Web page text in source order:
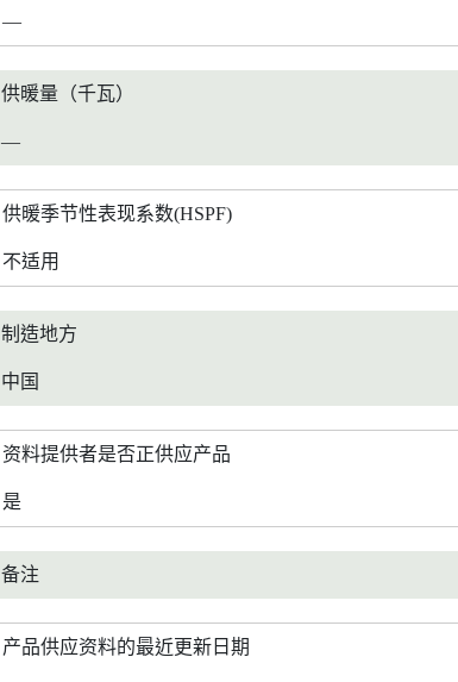
—
供暖量（千瓦）
—
供暖季节性表现系数(HSPF)
不适用
制造地方
中国
资料提供者是否正供应产品
是
备注
产品供应资料的最近更新日期